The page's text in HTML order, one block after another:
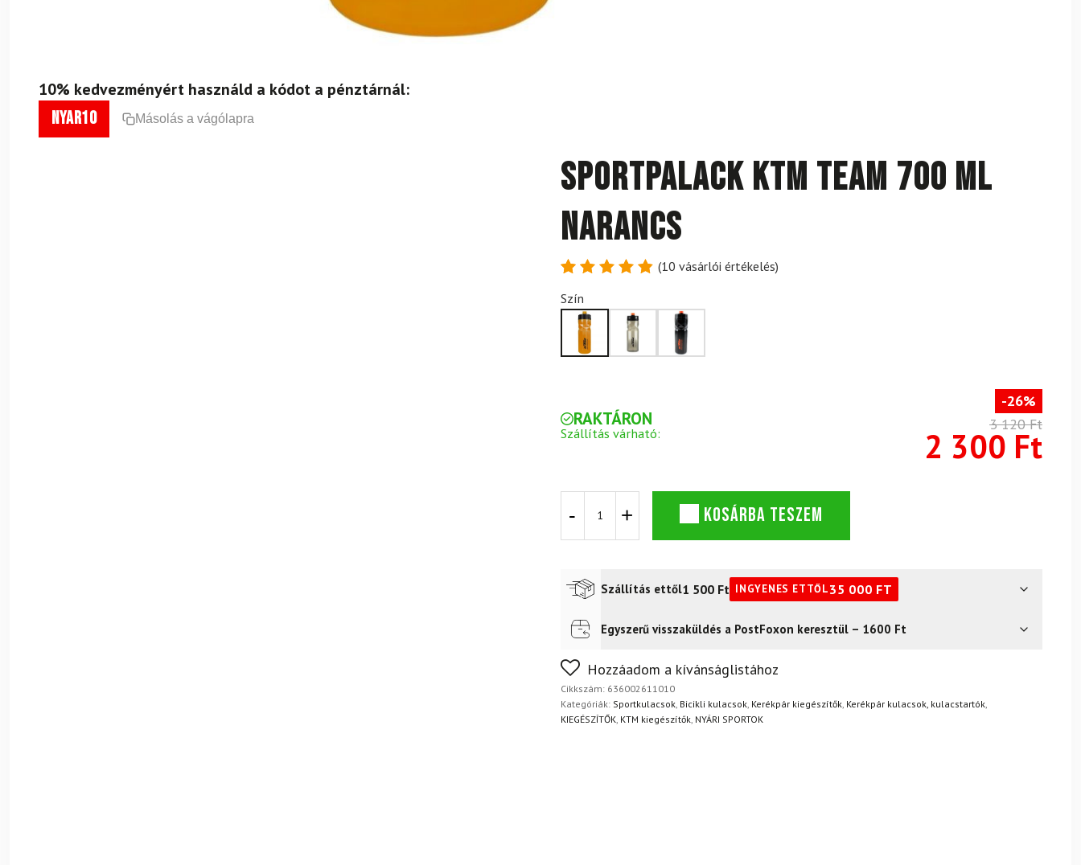
10% kedvezményért használd a kódot a pénztárnál:
nyar10 Másolás a vágólapra
Sportpalack KTM Team 700 ml
Narancs
4.9
ből,
értékelés
alapján
(10 vásárlói értékelés)
Szín
RAKTÁRON
Szállítás várható:
-26%
3 120 Ft
2 300 Ft
KTM
Narancs
mennyiség
KOSÁRBA TESZEM
Szállítás ettől1 500 Ft INGYENES ETTŐL35 000 FT
Futár a címre2 400Ft
FoxPost
Egyszerű visszaküldés a PostFoxon keresztül – 1600 Ft
Nem biztos a választásában? Semmi gond – a terméket egyszerűen visszaküldheti 14
napon belül, indoklás nélkül.
Hozzáadom a kívánságlistához
Cikkszám: 636002611010
Kategóriák: Sportkulacsok, Bicikli kulacsok, Kerékpár kiegészítők, Kerékpár kulacsok, kulacstartók,
KIEGÉSZÍTŐK, KTM kiegészítők, NYÁRI SPORTOK